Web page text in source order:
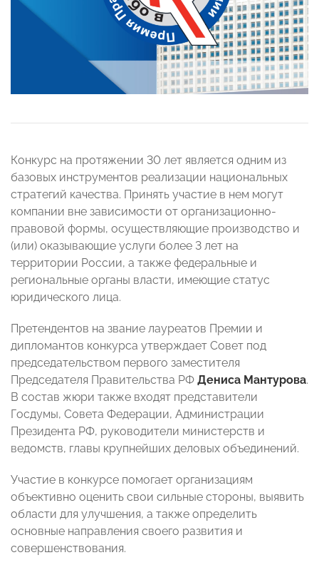
Конкурс на протяжении 30 лет является одним из
базовых инструментов реализации национальных
стратегий качества. Принять участие в нем могут
компании вне зависимости от организационно-
правовой формы, осуществляющие производство и
(или) оказывающие услуги более 3 лет на
территории России, а также федеральные и
региональные органы власти, имеющие статус
юридического лица.
Претендентов на звание лауреатов Премии и
дипломантов конкурса утверждает Совет под
председательством первого заместителя
Председателя Правительства РФ Дениса Мантурова.
В состав жюри также входят представители
Госдумы, Совета Федерации, Администрации
Президента РФ, руководители министерств и
ведомств, главы крупнейших деловых объединений.
Участие в конкурсе помогает организациям
объективно оценить свои сильные стороны, выявить
области для улучшения, а также определить
основные направления своего развития и
совершенствования.